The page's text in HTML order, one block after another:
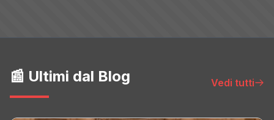
📰 Ultimi dal Blog Vedi tutti